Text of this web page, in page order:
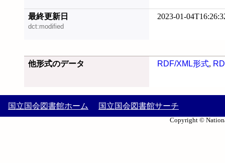
最終更新日
dct:modified
2023-01-
他形式のデータ RDF/XML形式,
国立国会図書館ホーム 国立国会図書館サーチ
Copyright ©